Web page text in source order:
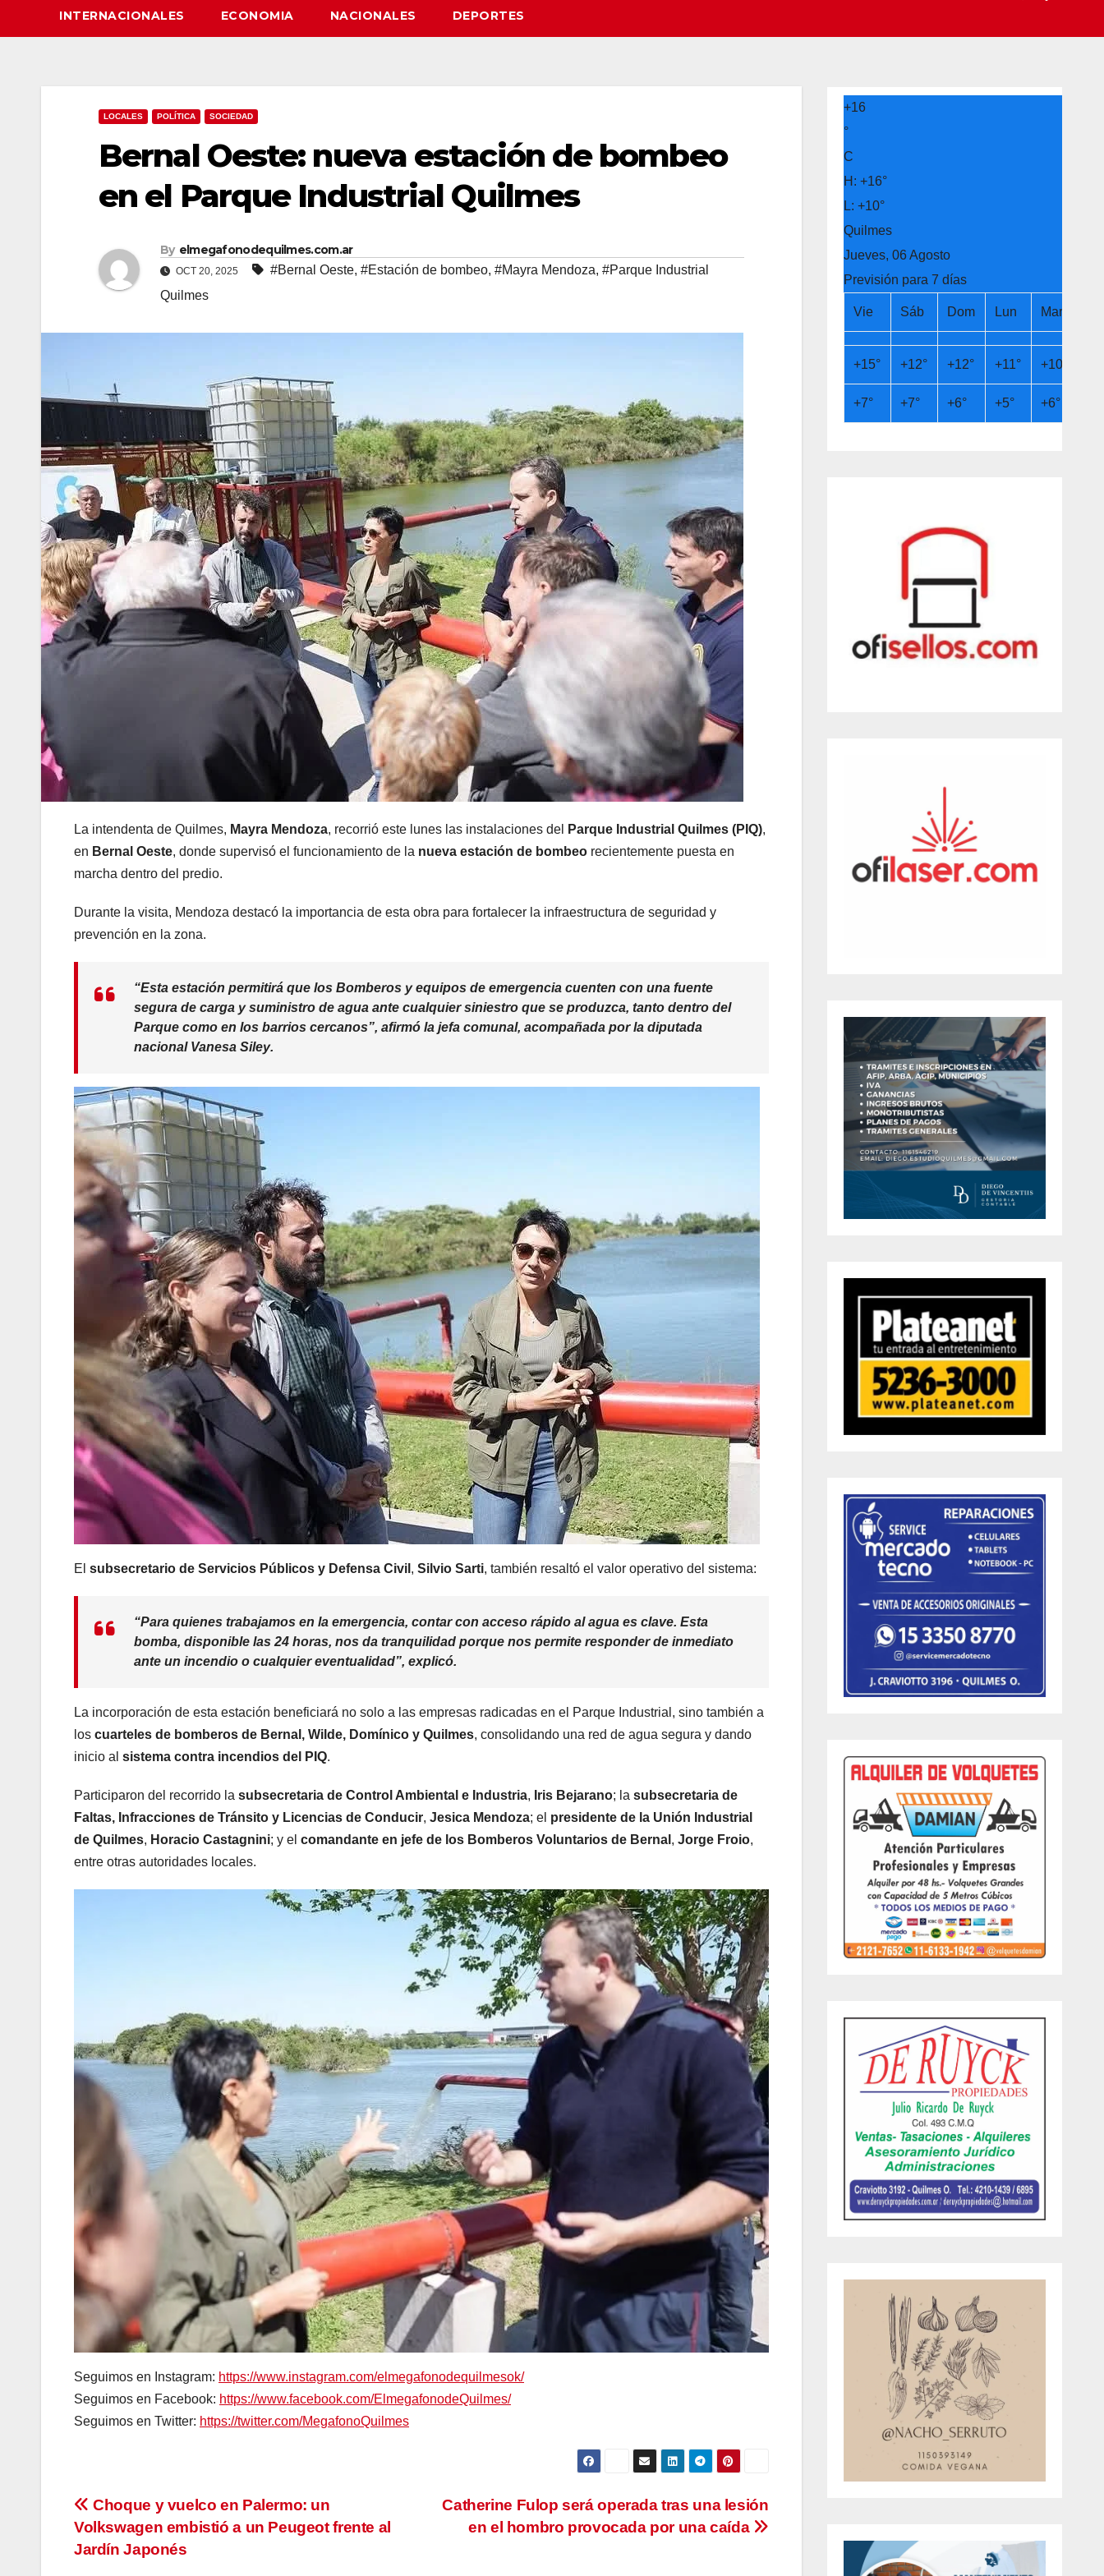
INTERNACIONALES ECONOMIA NACIONALES DEPORTES
LOCALES POLÍTICA SOCIEDAD
Bernal Oeste: nueva estación de bombeo
en el Parque Industrial Quilmes
By elmegafonodequilmes.com.ar
OCT 20, 2025 #Bernal Oeste, #Estación de bombeo, #Mayra Mendoza, #Parque Industrial
Quilmes
La intendenta de Quilmes, Mayra Mendoza, recorrió este lunes las instalaciones del Parque Industrial Quilmes (PIQ),
en Bernal Oeste, donde supervisó el funcionamiento de la nueva estación de bombeo recientemente puesta en
marcha dentro del predio.
Durante la visita, Mendoza destacó la importancia de esta obra para fortalecer la infraestructura de seguridad y
prevención en la zona.
“Esta estación permitirá que los Bomberos y equipos de emergencia cuenten con una fuente
segura de carga y suministro de agua ante cualquier siniestro que se produzca, tanto dentro del
Parque como en los barrios cercanos”, afirmó la jefa comunal, acompañada por la diputada
nacional Vanesa Siley.
El subsecretario de Servicios Públicos y Defensa Civil , Silvio Sarti, también resaltó el valor operativo del sistema:
“Para quienes trabajamos en la emergencia, contar con acceso rápido al agua es clave. Esta
bomba, disponible las 24 horas, nos da tranquilidad porque nos permite responder de inmediato
ante un incendio o cualquier eventualidad”, explicó.
La incorporación de esta estación beneficiará no solo a las empresas radicadas en el Parque Industrial, sino también a
los cuarteles de bomberos de Bernal, Wilde, Domínico y Quilmes, consolidando una red de agua segura y dando
inicio al sistema contra incendios del PIQ.
Participaron del recorrido la subsecretaria de Control Ambiental e Industria, Iris Bejarano; la subsecretaria de
Faltas, Infracciones de Tránsito y Licencias de Conducir, Jesica Mendoza; el presidente de la Unión Industrial
de Quilmes, Horacio Castagnini; y el comandante en jefe de los Bomberos Voluntarios de Bernal , Jorge Froio,
entre otras autoridades locales.
Seguimos en Instagram: https://www.instagram.com/elmegafonodequilmesok/
Seguimos en Facebook: https://www.facebook.com/ElmegafonodeQuilmes/
Seguimos en Twitter: https://twitter.com/MegafonoQuilmes
Navegación
de
Catherine Fulop será operada tras una lesión
en el hombro provocada por una caída
Choque y vuelco en Palermo: un
Volkswagen embistió a un Peugeot frente al
Jardín Japonés
+16
°
C
H: +16°
L: +10°
Quilmes
Jueves, 06 Agosto
Previsión para 7 días
Vie Sáb Dom Lun Mar
+15° +12° +12° +11° +10°
+7° +7° +6° +5° +6°